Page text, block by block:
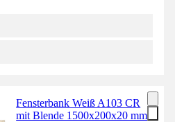
Fensterbank Weiß A103 CR
mit Blende 1500x200x20 mm